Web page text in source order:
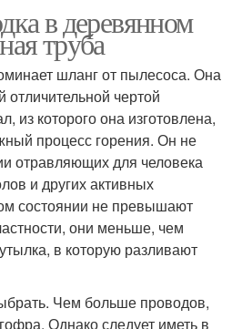
в деревянном
труба
шланг от пылесоса. Она
чертой
из которого она изготовлена,
процесс горения. Он не
отравляющих для человека
и других активных
состоянии не превышают
они меньше, чем
в которую разливают
Чем больше проводов,
Однако следует иметь в